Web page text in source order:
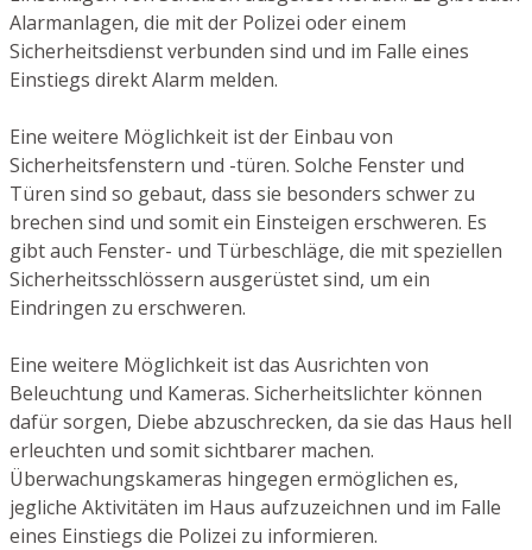
Alarmanlagen, die mit der Polizei oder einem
Sicherheitsdienst verbunden sind und im Falle eines
Einstiegs direkt Alarm melden.
Eine weitere Möglichkeit ist der Einbau von
Sicherheitsfenstern und -türen. Solche Fenster und
Türen sind so gebaut, dass sie besonders schwer zu
brechen sind und somit ein Einsteigen erschweren. Es
gibt auch Fenster- und Türbeschläge, die mit speziellen
Sicherheitsschlössern ausgerüstet sind, um ein
Eindringen zu erschweren.
Eine weitere Möglichkeit ist das Ausrichten von
Beleuchtung und Kameras. Sicherheitslichter können
dafür sorgen, Diebe abzuschrecken, da sie das Haus hell
erleuchten und somit sichtbarer machen.
Überwachungskameras hingegen ermöglichen es,
jegliche Aktivitäten im Haus aufzuzeichnen und im Falle
eines Einstiegs die Polizei zu informieren.